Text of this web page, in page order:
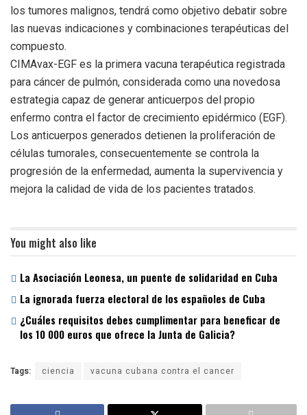
los tumores malignos, tendrá como objetivo debatir sobre
las nuevas indicaciones y combinaciones terapéuticas del
compuesto.
CIMAvax-EGF es la primera vacuna terapéutica registrada
para cáncer de pulmón, considerada como una novedosa
estrategia capaz de generar anticuerpos del propio
enfermo contra el factor de crecimiento epidérmico (EGF).
Los anticuerpos generados detienen la proliferación de
células tumorales, consecuentemente se controla la
progresión de la enfermedad, aumenta la supervivencia y
mejora la calidad de vida de los pacientes tratados.
You might also like
La Asociación Leonesa, un puente de solidaridad en Cuba
La ignorada fuerza electoral de los españoles de Cuba
¿Cuáles requisitos debes cumplimentar para beneficar de
los 10 000 euros que ofrece la Junta de Galicia?
Tags: ciencia vacuna cubana contra el cancer